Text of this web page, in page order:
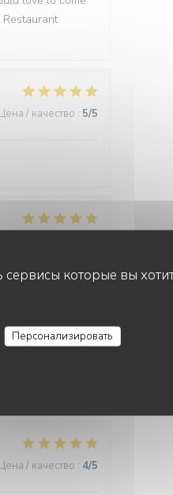
сервисы которые вы
Персонализировать
/ качество : 5/5
/ качество : 4/5